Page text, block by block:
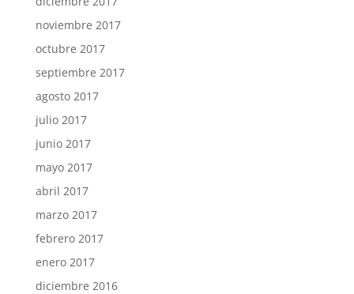
noviembre 2017
octubre 2017
septiembre 2017
agosto 2017
julio 2017
junio 2017
mayo 2017
abril 2017
marzo 2017
febrero 2017
enero 2017
diciembre 2016